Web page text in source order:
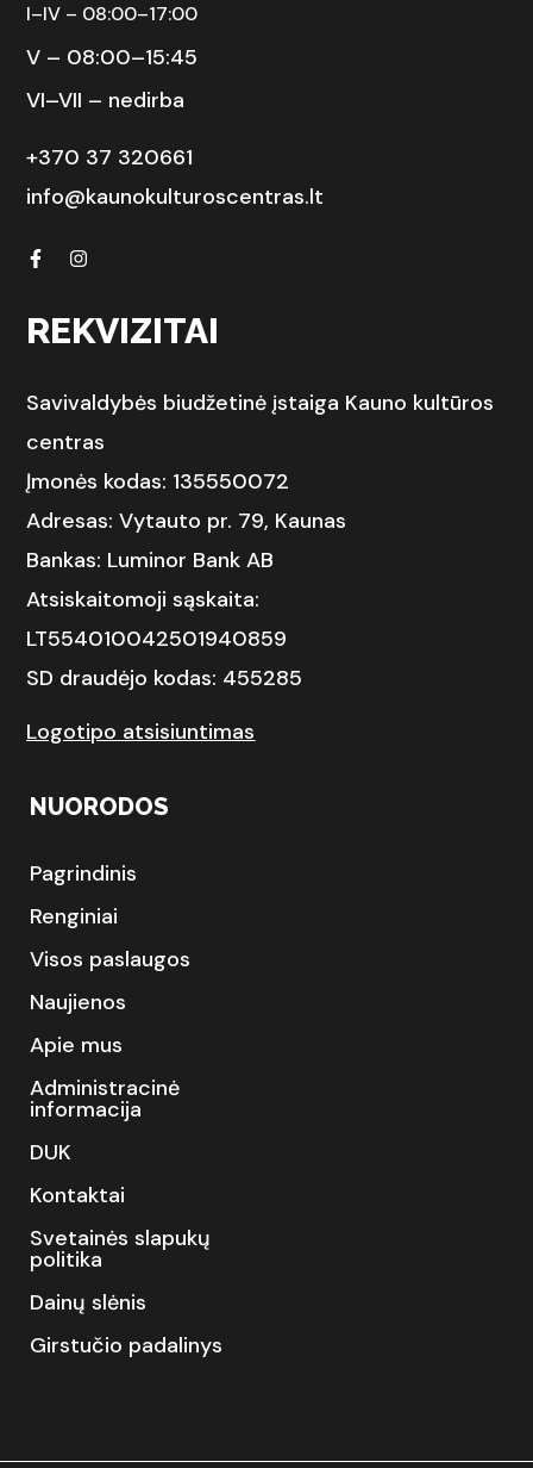
I–IV – 08:00–17:00
V – 08:00–15:45
VI–VII – nedirba
+370 37 320661
info@kaunokulturoscentras.lt
REKVIZITAI
Savivaldybės biudžetinė įstaiga Kauno kultūros
centras
Įmonės kodas: 135550072
Adresas: Vytauto pr. 79, Kaunas
Bankas: Luminor Bank AB
Atsiskaitomoji sąskaita:
LT554010042501940859
SD draudėjo kodas: 455285
Logotipo atsisiuntimas
NUORODOS
Pagrindinis
Renginiai
Visos paslaugos
Naujienos
Apie mus
Administracinė
informacija
DUK
Kontaktai
Svetainės slapukų
politika
Dainų slėnis
Girstučio padalinys